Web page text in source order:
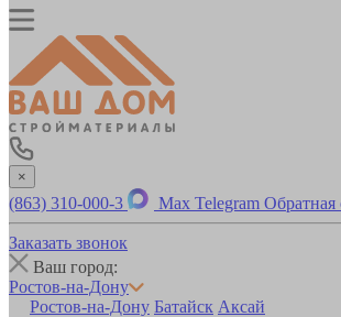
×
(863) 310-000-3 Max Telegram Обратная
Заказать звонок
Ваш город:
Ростов-на-Дону
Ростов-на-Дону Батайск Аксай